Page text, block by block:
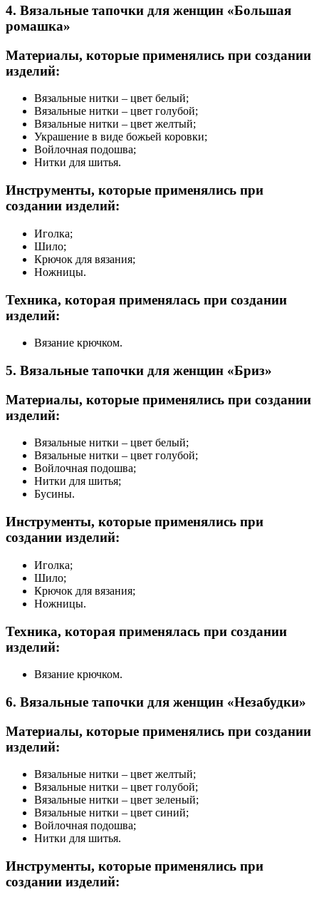
4. Вязальные тапочки для женщин «Большая
ромашка»
Материалы, которые применялись при создании
изделий:
Вязальные нитки – цвет белый;
Вязальные нитки – цвет голубой;
Вязальные нитки – цвет желтый;
Украшение в виде божьей коровки;
Войлочная подошва;
Нитки для шитья.
Инструменты, которые применялись при
создании изделий:
Иголка;
Шило;
Крючок для вязания;
Ножницы.
Техника, которая применялась при создании
изделий:
Вязание крючком.
5. Вязальные тапочки для женщин «Бриз»
Материалы, которые применялись при создании
изделий:
Вязальные нитки – цвет белый;
Вязальные нитки – цвет голубой;
Войлочная подошва;
Нитки для шитья;
Бусины.
Инструменты, которые применялись при
создании изделий:
Иголка;
Шило;
Крючок для вязания;
Ножницы.
Техника, которая применялась при создании
изделий:
Вязание крючком.
6. Вязальные тапочки для женщин «Незабудки»
Материалы, которые применялись при создании
изделий:
Вязальные нитки – цвет желтый;
Вязальные нитки – цвет голубой;
Вязальные нитки – цвет зеленый;
Вязальные нитки – цвет синий;
Войлочная подошва;
Нитки для шитья.
Инструменты, которые применялись при
создании изделий: